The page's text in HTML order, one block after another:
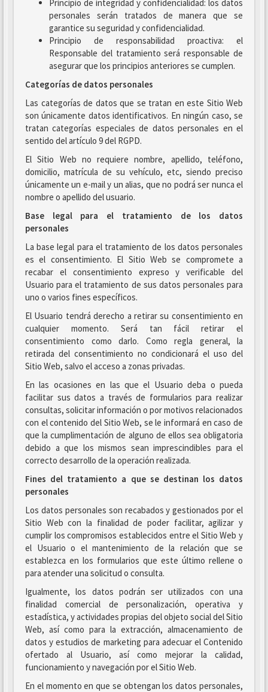
Principio de integridad y confidencialidad: los datos
personales serán tratados de manera que se
garantice su seguridad y confidencialidad.
Principio de responsabilidad proactiva: el
Responsable del tratamiento será responsable de
asegurar que los principios anteriores se cumplen.
Categorías de datos personales
Las categorías de datos que se tratan en este Sitio Web
son únicamente datos identificativos. En ningún caso, se
tratan categorías especiales de datos personales en el
sentido del artículo 9 del RGPD.
El Sitio Web no requiere nombre, apellido, teléfono,
domicilio, matrícula de su vehículo, etc, siendo preciso
únicamente un e-mail y un alias, que no podrá ser nunca el
nombre o apellido del usuario.
Base legal para el tratamiento de los datos
personales
La base legal para el tratamiento de los datos personales
es el consentimiento. El Sitio Web se compromete a
recabar el consentimiento expreso y verificable del
Usuario para el tratamiento de sus datos personales para
uno o varios fines específicos.
El Usuario tendrá derecho a retirar su consentimiento en
cualquier momento. Será tan fácil retirar el
consentimiento como darlo. Como regla general, la
retirada del consentimiento no condicionará el uso del
Sitio Web, salvo el acceso a zonas privadas.
En las ocasiones en las que el Usuario deba o pueda
facilitar sus datos a través de formularios para realizar
consultas, solicitar información o por motivos relacionados
con el contenido del Sitio Web, se le informará en caso de
que la cumplimentación de alguno de ellos sea obligatoria
debido a que los mismos sean imprescindibles para el
correcto desarrollo de la operación realizada.
Fines del tratamiento a que se destinan los datos
personales
Los datos personales son recabados y gestionados por el
Sitio Web con la finalidad de poder facilitar, agilizar y
cumplir los compromisos establecidos entre el Sitio Web y
el Usuario o el mantenimiento de la relación que se
establezca en los formularios que este último rellene o
para atender una solicitud o consulta.
Igualmente, los datos podrán ser utilizados con una
finalidad comercial de personalización, operativa y
estadística, y actividades propias del objeto social del Sitio
Web, así como para la extracción, almacenamiento de
datos y estudios de marketing para adecuar el Contenido
ofertado al Usuario, así como mejorar la calidad,
funcionamiento y navegación por el Sitio Web.
En el momento en que se obtengan los datos personales,